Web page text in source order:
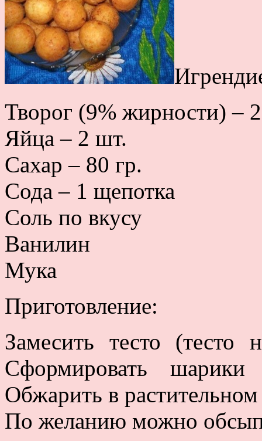
Творог (9% жирности) –
Яйца – 2 шт.
Сахар – 80 гр.
Сода – 1 щепотка
Соль по вкусу
Ванилин
Мука
Приготовление:
Замесить тесто
Сформировать
Обжарить в растительном
По желанию можно